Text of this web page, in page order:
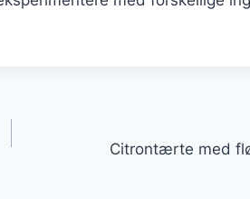
Citrontærte med